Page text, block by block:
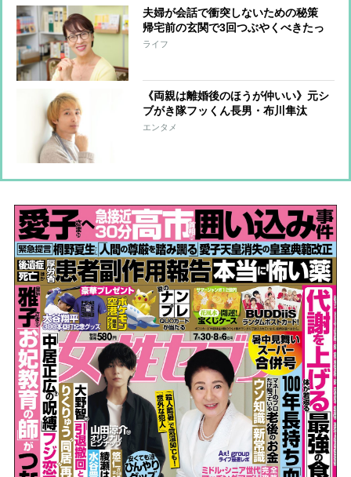
夫婦が会話で衝突しないための秘策
帰宅前の玄関で3回つぶやくべきたっ
た2文字の言葉
ライフ
《両親は離婚後のほうが仲いい》元シ
ブがき隊フッくん長男・布川隼汰
（32）「俳優・料理・映像制作」の三
エンタメ